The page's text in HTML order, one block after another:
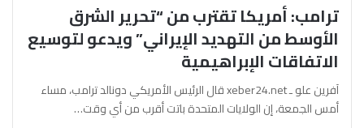
ترامب: أمريكا تقترب من “تحرير الشرق
الأوسط من التهديد الإيراني” ويدعو لتوسيع
الاتفاقات الإبراهيمية
آفرين علو ـ xeber24.net قال الرئيس الأمريكي دونالد ترامب، مساء
أمس الجمعة، إن الولايات المتحدة باتت أقرب من أي وقت…